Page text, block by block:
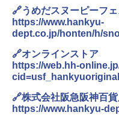
A26 地
ァキア
パ
￥2,277
新しい
テン
￥5,999
[キャ
広げる
ーティ
簡単設
￥6,999
熊撃退
【日本
0ml（
秒）射
付き
関の購
防災用
🔗うめだスヌーピーフ
https://www.hankyu-
dept.co.jp/honten/h/
🔗オンラインストア
https://web.hh-
cid=usf_hankyuoriginal
🔗株式会社阪急阪神百
https://www.hankyu-